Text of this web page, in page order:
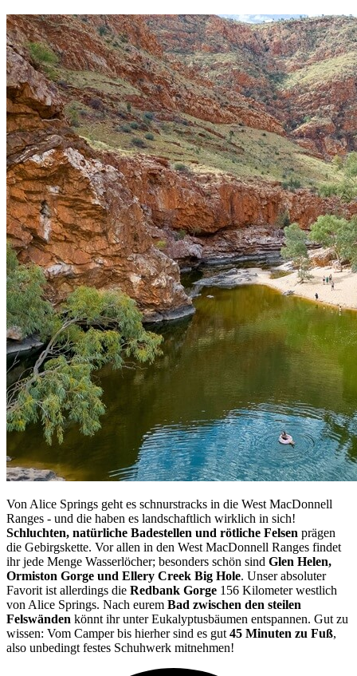
Von Alice Springs geht es schnurstracks in die West MacDonnell
Ranges - und die haben es landschaftlich wirklich in sich!
Schluchten, natürliche Badestellen und rötliche Felsen prägen
die Gebirgskette. Vor allen in den West MacDonnell Ranges findet
ihr jede Menge Wasserlöcher; besonders schön sind Glen Helen,
Ormiston Gorge und Ellery Creek Big Hole. Unser absoluter
Favorit ist allerdings die Redbank Gorge 156 Kilometer westlich
von Alice Springs. Nach eurem Bad zwischen den steilen
Felswänden könnt ihr unter Eukalyptusbäumen entspannen. Gut zu
wissen: Vom Camper bis hierher sind es gut 45 Minuten zu Fuß,
also unbedingt festes Schuhwerk mitnehmen!